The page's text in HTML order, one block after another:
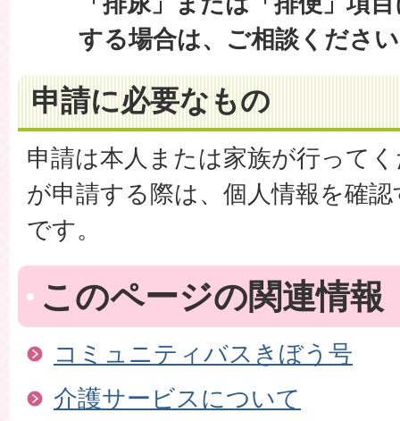
する場合は、ご相談くださ
申請に必要なもの
申請は本人または家族が行って
が申請する際は、個人情報を確
です。
このページの関連情報
コミュニティバスきぼう号
介護サービスについて